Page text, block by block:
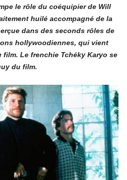
le rôle du coéquipier de Will
huilé accompagné de la
dans des seconds rôles de
hollywoodiennes, qui vient
Le frenchie Tchéky Karyo se
du film.